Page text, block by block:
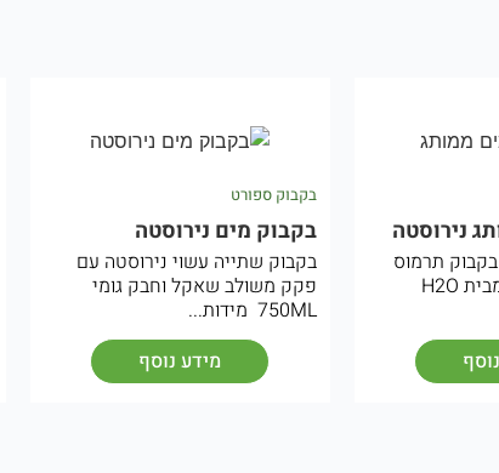
נירוסטה
תרמוס
נירוסטה חם / קר מבית H2O
בקבוק ספורט
בקבוק מים נירוסטה
בקבוק שתייה עשוי נירוסטה עם
פקק משולב שאקל וחבק גומי
750ML מידות...
מידע נוסף